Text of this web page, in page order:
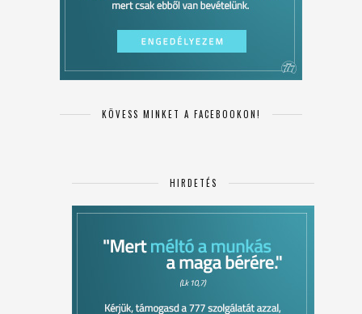
KÖVESS MINKET A FACEBOOKON!
HIRDETÉS